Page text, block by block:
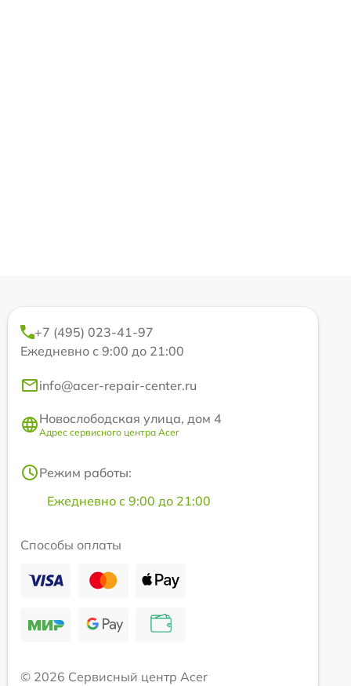
+7 (495) 023-41-97
Ежедневно с 9:00 до 21:00
info@acer-repair-center.ru
Новослободская улица, дом 4
Адрес сервисного центра Acer
Режим работы:
Ежедневно с 9:00 до 21:00
Способы оплаты
© 2026 Сервисный центр Acer